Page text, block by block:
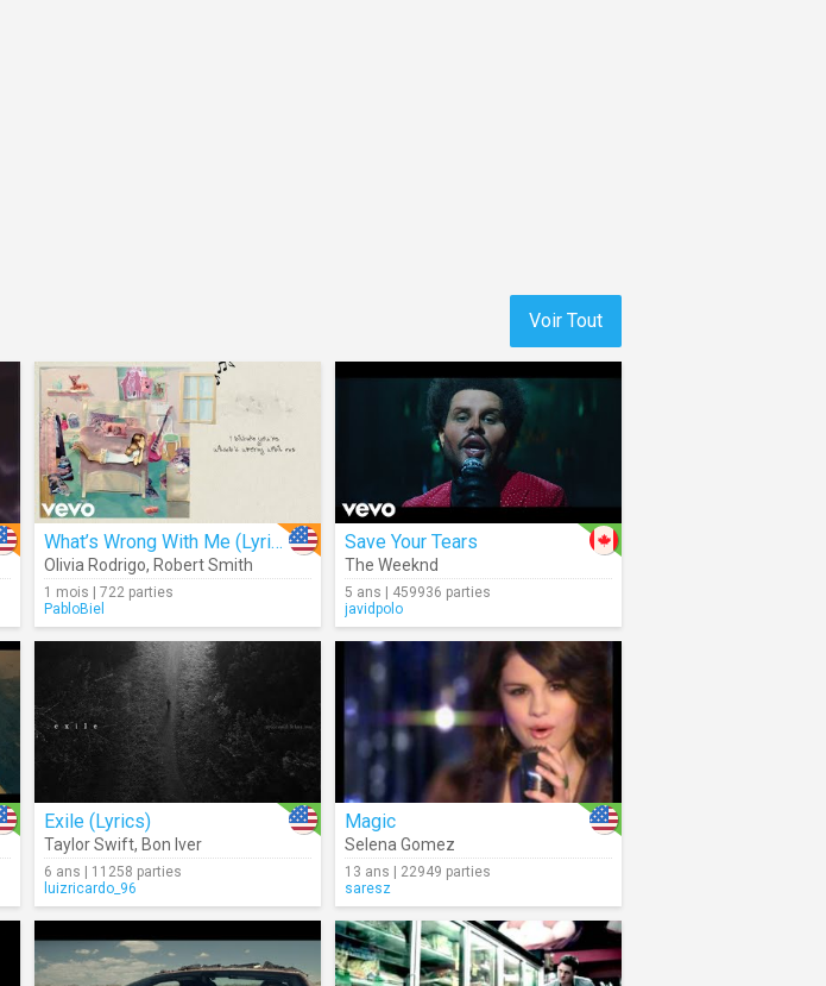
Voir Tout
What’s Wrong With Me (Lyrics)
Olivia Rodrigo, Robert Smith
1 mois | 722 parties
PabloBiel
Save Your Tears
The Weeknd
5 ans | 459936 parties
javidpolo
Exile (Lyrics)
Taylor Swift, Bon Iver
6 ans | 11258 parties
luizricardo_96
Magic
Selena Gomez
13 ans | 22949 parties
saresz